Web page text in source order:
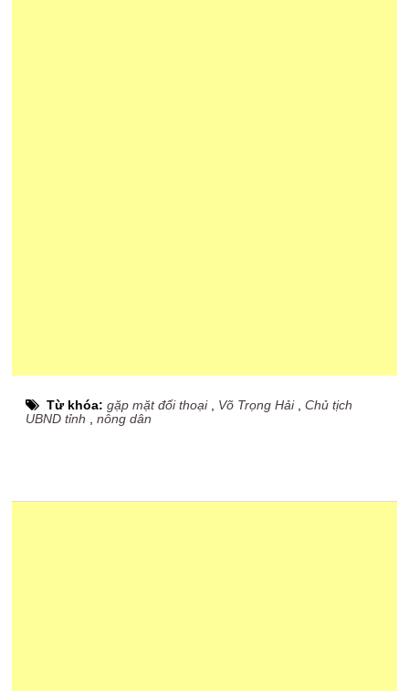
Từ khóa:gặp mặt đối thoại, Võ Trọng Hải,Chủ tịch
UBND tỉnh ,nông dân